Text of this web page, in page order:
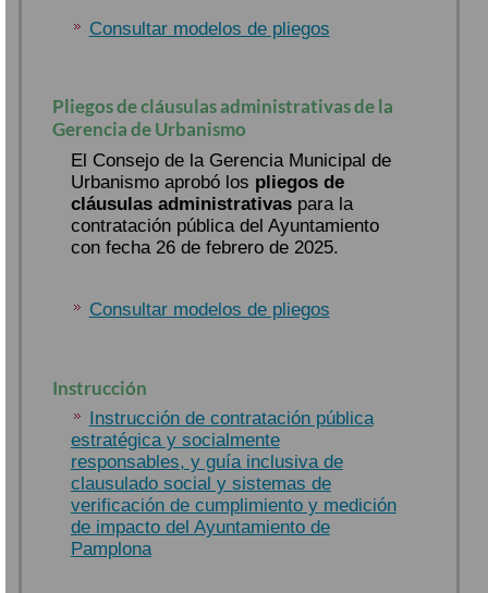
Consultar modelos de pliegos
Pliegos de cláusulas administrativas de la
Gerencia de Urbanismo
El Consejo de la Gerencia Municipal de
Urbanismo aprobó los pliegos de
cláusulas administrativaspara la
contratación pública del Ayuntamiento
con fecha 26 de febrero de 2025.
Consultar modelos de pliegos
Instrucción
Instrucción de contratación pública
estratégica y socialmente
responsables, y guía inclusiva de
clausulado social y sistemas de
verificación de cumplimiento y medición
de impacto del Ayuntamiento de
Pamplona